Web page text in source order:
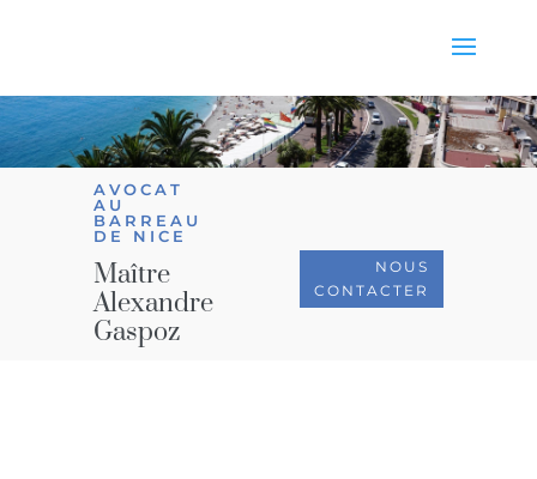
AVOCAT
AU
BARREAU
DE NICE
Maître
Alexandre
Gaspoz
NOUS
CONTACTER